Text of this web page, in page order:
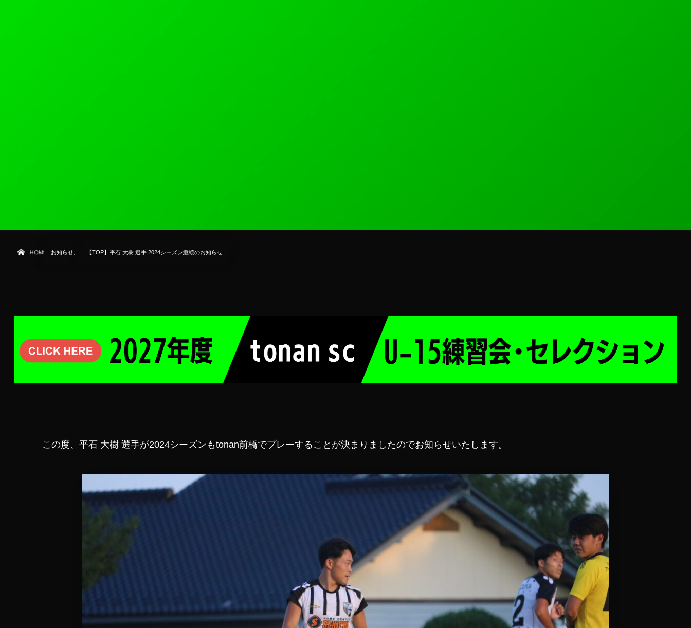
HOME お知らせ, … 【TOP】平石 大樹 選手 2024シーズン継続のお知らせ
この度、平石 大樹 選手が2024シーズンもtonan前橋でプレーすることが決まりましたのでお知らせいたします。